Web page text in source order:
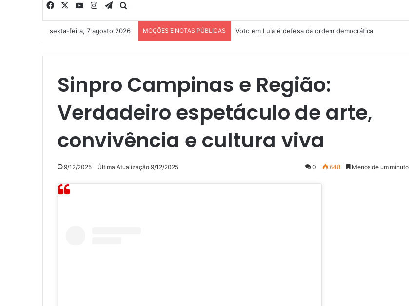
Facebook YouTubeInstagramTelegram
sexta-feira, 7 agosto 2026 MOÇÕES E NOTAS PÚBLICAS Voto em Lula é defesa da ordem democrática
Sinpro Campinas e Região:
Verdadeiro espetáculo de arte,
convivência e cultura viva
9/12/2025 Última Atualização 9/12/2025 0 648 Menos de um minuto